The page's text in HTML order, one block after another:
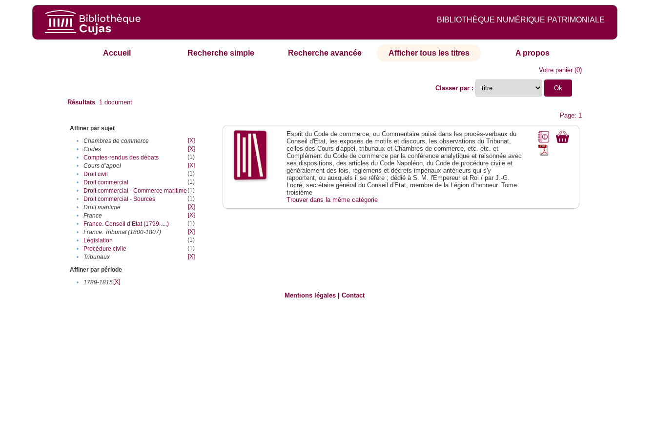
BIBLIOTHÈQUE NUMÉRIQUE PATRIMONIALE
Accueil Recherche simple Recherche avancée Afficher tous les titres A propos
Votre panier(0)
Classer par :
Résultats 1 document
Page: 1
Affiner par sujet
•
Chambres de commerce
[X]
•
Codes
[X]
•
Comptes-rendus des débats
(1)
•
Cours d’appel
[X]
•
Droit civil
(1)
•
Droit commercial
(1)
•
Droit commercial - Commerce maritime(1)
•
Droit commercial - Sources
(1)
•
Droit maritime
[X]
•
France
[X]
•
France. Conseil d’Etat (1799-....)
(1)
•
France. Tribunat (1800-1807)
[X]
•
Législation
(1)
•
Procédure civile
(1)
•
Tribunaux
[X]
Affiner par période
•
1789-1815[X]
Esprit du Code de commerce, ou Commentaire puisé dans les procès-verbaux du
Conseil d'Etat, les exposés de motifs et discours, les observations du Tribunat,
celles des Cours d'appel, tribunaux et Chambres de commerce, etc. etc. et
Complément du Code de commerce par la conférence analytique et raisonnée avec
ses dispositions, des articles du Code Napoléon, du Code de procédure civile et
généralement des lois, réglemens et décrets impériaux antérieurs qui s'y
rapportent, ou auxquels il se réfère ; dédié à S. M. l'Empereur et Roi / par J.-G.
Locré, secrétaire général du Conseil d'Etat, membre de la Légion d'honneur. Tome
troisième
Trouver dans la même catégorie
Mentions légales |Contact